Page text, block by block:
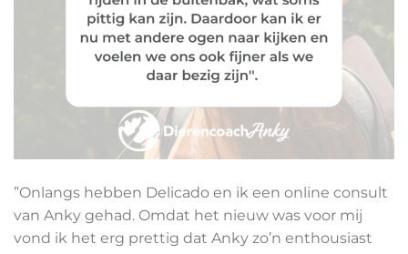
”Onlangs hebben Delicado en ik een online consult
van Anky gehad. Omdat het nieuw was voor mij
vond ik het erg prettig dat Anky zo’n enthousiast